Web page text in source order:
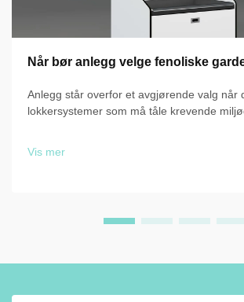
Når bør anlegg velge fenoliske
Anlegg står overfor et avgjørende valg når
lokkersystemer som må tåle krevende
Vis mer